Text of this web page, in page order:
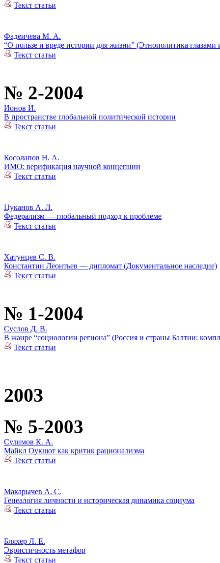
Текст статьи
Фадеичева М. А.
“О пользе и вреде истории для жизни” (Этнополитика
Текст статьи
№ 2-2004
Ионов И.
В пространстве глобальной политической истории
Текст статьи
Косолапов Н. А.
ИМО: верификация научной концепции
Текст статьи
Цуканов А. Л.
Федерализм — глобальный подход к проблеме
Текст статьи
Хатунцев С. В.
Константин Леонтьев — дипломат (Документальное наследие)
Текст статьи
№ 1-2004
Суслов Д. В.
В жанре “социологии региона” (Россия и страны Балтии:
Текст статьи
2003
№ 5-2003
Сулимов К. А.
Майкл Оукшот как критик рационализма
Текст статьи
Макарычев А. С.
Генеалогия личности и историческая динамика социума
Текст статьи
Бляхер Л. Е.
Эвристичность метафор
Текст статьи